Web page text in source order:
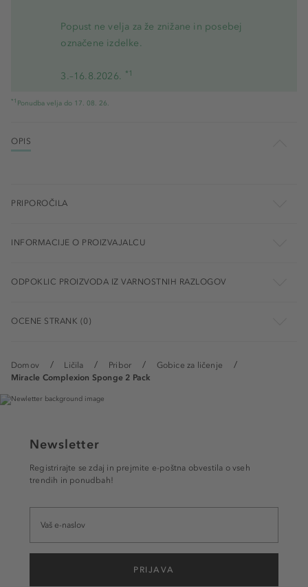
Domov Ličila Pribor
Gobice za ličenje
Miracle Complexion Sponge 2 Pack
Popust ne velja za že znižane in posebej
označene izdelke.
3.–16.8.2026. *1
*1 Ponudba velja do 17. 08. 26.
OPIS
PRIPOROČILA
INFORMACIJE O PROIZVAJALCU
ODPOKLIC PROIZVODA IZ VARNOSTNIH RAZLOGOV
OCENE STRANK (0)
Newsletter
Registrirajte se zdaj in prejmite e-poštna obvestila o vseh
trendih in ponudbah!
PRIJAVA